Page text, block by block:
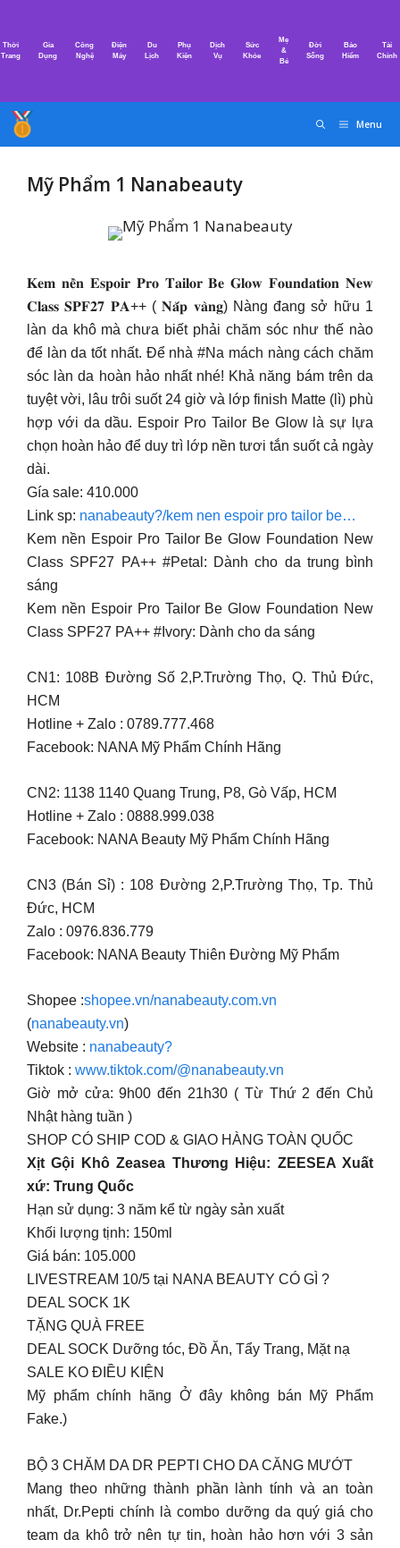
nội
Thời
Trang
Gia
Dụng
Công
Nghệ
Điện
Máy
Du
Lịch
Phụ
Kiện
Dịch
Vụ
Sức
Khỏe
Mẹ
&
Bé
Đời
Sống
Bảo
Hiểm
Tài
Chính
Menu
Mỹ Phẩm 1 Nanabeauty
𝐊𝐞𝐦 𝐧𝐞̂̀𝐧 𝐄𝐬𝐩𝐨𝐢𝐫 𝐏𝐫𝐨 𝐓𝐚𝐢𝐥𝐨𝐫 𝐁𝐞 𝐆𝐥𝐨𝐰 𝐅𝐨𝐮𝐧𝐝𝐚𝐭𝐢𝐨𝐧 𝐍𝐞𝐰
𝐂𝐥𝐚𝐬𝐬 𝐒𝐏𝐅𝟐𝟕 𝐏𝐀++ ( 𝐍𝐚̆́𝐩 𝐯𝐚̀𝐧𝐠) Nàng đang sở hữu 1
làn da khô mà chưa biết phải chăm sóc như thế nào
để làn da tốt nhất. Để nhà #Na mách nàng cách chăm
sóc làn da hoàn hảo nhất nhé! Khả năng bám trên da
tuyệt vời, lâu trôi suốt 24 giờ và lớp finish Matte (lì) phù
hợp với da dầu. Espoir Pro Tailor Be Glow là sự lựa
chọn hoàn hảo để duy trì lớp nền tươi tắn suốt cả ngày
dài.
Gía sale: 410.000
Link sp: nanabeauty?/kem nen espoir pro tailor be…
Kem nền Espoir Pro Tailor Be Glow Foundation New
Class SPF27 PA++ #Petal: Dành cho da trung bình
sáng
Kem nền Espoir Pro Tailor Be Glow Foundation New
Class SPF27 PA++ #Ivory: Dành cho da sáng
CN1: 108B Đường Số 2,P.Trường Thọ, Q. Thủ Đức,
HCM
Hotline + Zalo : 0789.777.468
Facebook: NANA Mỹ Phẩm Chính Hãng
CN2: 1138 1140 Quang Trung, P8, Gò Vấp, HCM
Hotline + Zalo : 0888.999.038
Facebook: NANA Beauty Mỹ Phẩm Chính Hãng
CN3 (Bán Sỉ) : 108 Đường 2,P.Trường Thọ, Tp. Thủ
Đức, HCM
Zalo : 0976.836.779
Facebook: NANA Beauty Thiên Đường Mỹ Phẩm
Shopee :shopee.vn/nanabeauty.com.vn
(nanabeauty.vn)
Website : nanabeauty?
Tiktok : www.tiktok.com/@nanabeauty.vn
Giờ mở cửa: 9h00 đến 21h30 ( Từ Thứ 2 đến Chủ
Nhật hàng tuần )
SHOP CÓ SHIP COD & GIAO HÀNG TOÀN QUỐC
Xịt Gội Khô Zeasea Thương Hiệu: ZEESEA Xuất
xứ: Trung Quốc
Hạn sử dụng: 3 năm kể từ ngày sản xuất
Khối lượng tịnh: 150ml
Giá bán: 105.000
LIVESTREAM 10/5 tại NANA BEAUTY CÓ GÌ ?
DEAL SOCK 1K
TẶNG QUÀ FREE
DEAL SOCK Dưỡng tóc, Đồ Ăn, Tẩy Trang, Mặt nạ
SALE KO ĐIỀU KIỆN
Mỹ phẩm chính hãng Ở đây không bán Mỹ Phẩm
Fake.)
BỘ 3 CHĂM DA DR PEPTI CHO DA CĂNG MƯỚT
Mang theo những thành phần lành tính và an toàn
nhất, Dr.Pepti chính là combo dưỡng da quý giá cho
team da khô trở nên tự tin, hoàn hảo hơn với 3 sản